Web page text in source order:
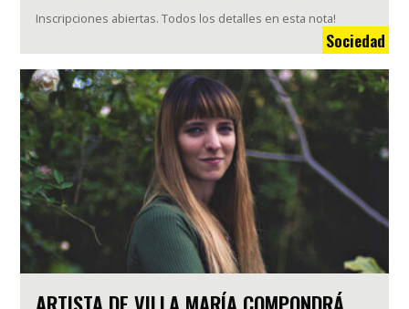
Inscripciones abiertas. Todos los detalles en esta nota!
Sociedad
ARTISTA DE VILLA MARÍA COMPONDRÁ